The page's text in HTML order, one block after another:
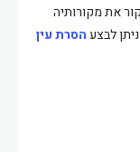
את מקורותיה
לבצעהסרת עין